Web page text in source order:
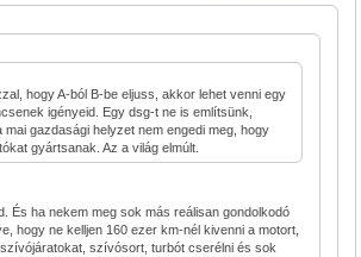
hogy A-ból B-be eljuss, akkor lehet venni egy
igényeid. Egy dsg-t ne is említsünk,
mai gazdasági helyzet nem engedi meg, hogy
gyártsanak. Az a világ elmúlt.
És ha nekem meg sok más reálisan gondolkodó
hogy ne kelljen 160 ezer km-nél kivenni a motort,
szívósort, turbót cserélni és sok